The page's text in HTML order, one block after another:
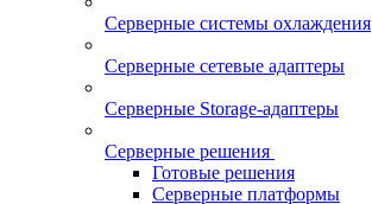
Серверные системы охлаждения
Серверные сетевые адаптеры
Серверные Storage-адаптеры
Серверные решения
Готовые решения
Серверные платформы